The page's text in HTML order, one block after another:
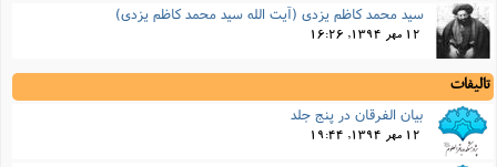
سید محمد کاظم یزدی (آیت الله سید محمد کاظم یزدی)
12 مهر 1394, 16:26
تالیفات
بیان الفرقان در پنج جلد
12 مهر 1394, 19:44